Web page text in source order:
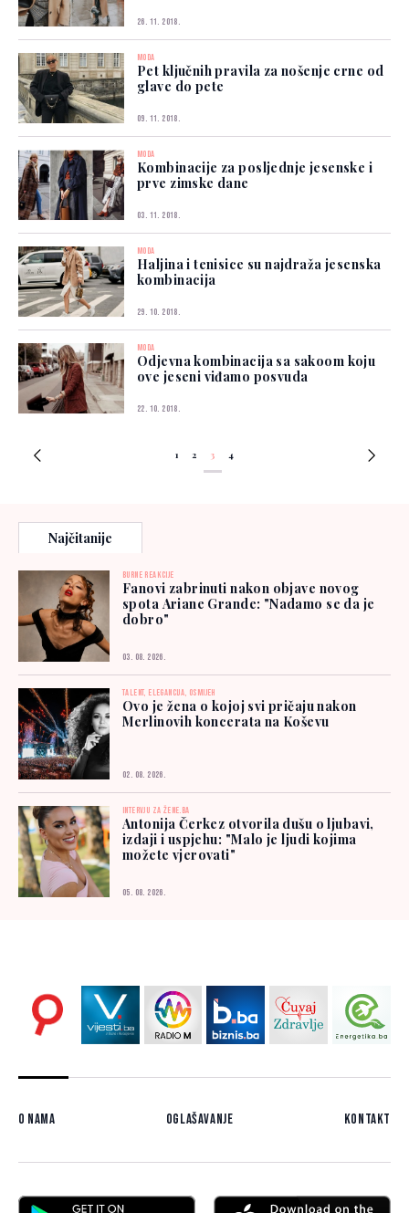
26. 11. 2018.
MODA
Pet ključnih pravila za nošenje crne od
glave do pete
09. 11. 2018.
MODA
Kombinacije za posljednje jesenske i
prve zimske dane
03. 11. 2018.
MODA
Haljina i tenisice su najdraža jesenska
kombinacija
29. 10. 2018.
MODA
Odjevna kombinacija sa sakoom koju
ove jeseni viđamo posvuda
22. 10. 2018.
1 2 3 4
Najčitanije
BURNE REAKCIJE
Fanovi zabrinuti nakon objave novog
spota Ariane Grande: "Nadamo se da je
dobro"
03. 08. 2026.
TALENT, ELEGANCIJA, OSMIJEH
Ovo je žena o kojoj svi pričaju nakon
Merlinovih koncerata na Koševu
02. 08. 2026.
INTERVJU ZA ŽENE.BA
Antonija Čerkez otvorila dušu o ljubavi,
izdaji i uspjehu: "Malo je ljudi kojima
možete vjerovati"
05. 08. 2026.
O nama Oglašavanje Kontakt